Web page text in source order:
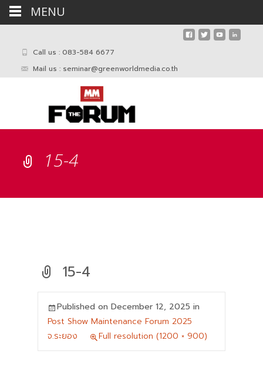
Call us : 083-584 6677
Mail us : seminar@greenworldmedia.co.th
15-4
15-4
Published on December 12, 2025 in
Post Show Maintenance Forum 2025
จ.ระยอง
Full resolution (1200 × 900)
MENU